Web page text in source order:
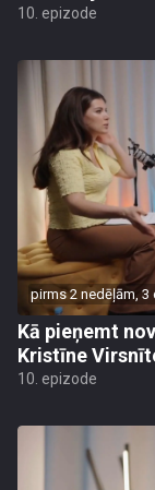
10. epizode
pirms 2 nedēļām, 3
Kā pieņemt
Kristīne
10. epizode